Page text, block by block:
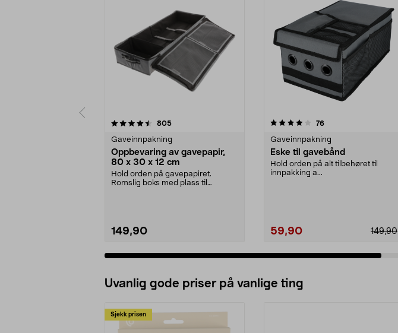
805anmeldelser
Gaveinnpakning
Oppbevaring av gavepapir,
80 x 30 x 12 cm
Hold orden på gavepapiret.
Romslig boks med plass til
149,90
4.0 av 5 stjerner 76anmeldelser
Gaveinnpakning
Eske til gavebånd
Hold orden på alt tilbehøret til
innpakking a...
59,90 149,90
4.5 av 5 stjerner
Uvanlig gode priser på vanlige ting
Sjekk prisen